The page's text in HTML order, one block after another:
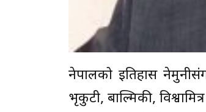
नेपालको इतिहास
भृकुटी, बाल्मिकी,